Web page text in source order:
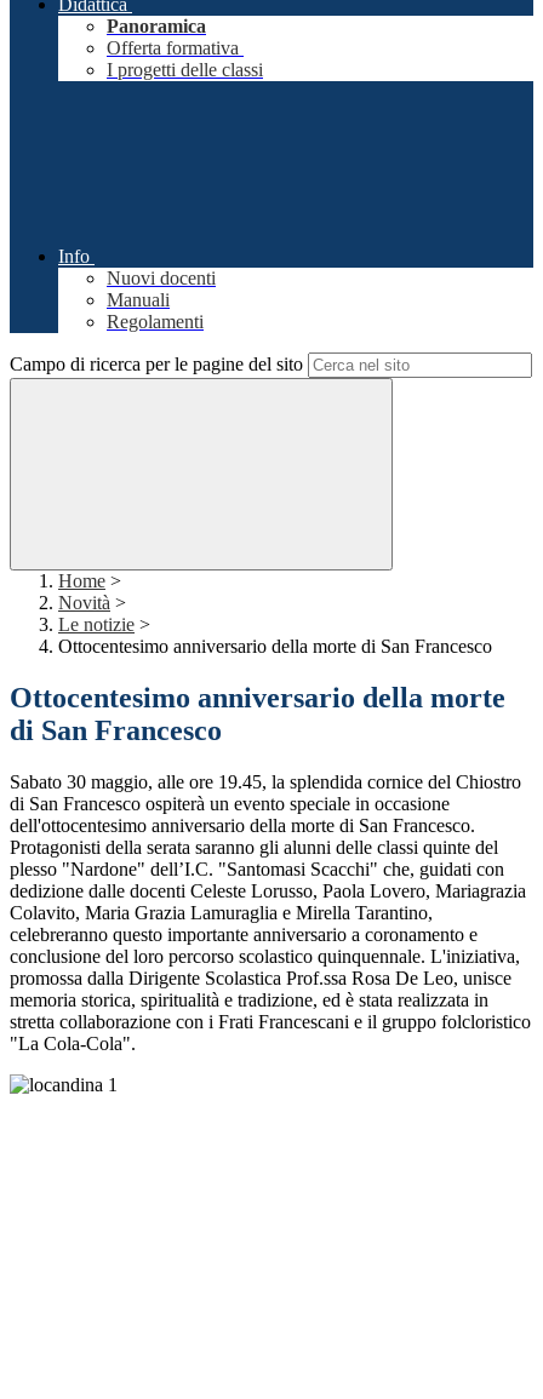
Didattica
Panoramica
Offerta formativa
I progetti delle classi
Info
Nuovi docenti
Manuali
Regolamenti
Campo di ricerca per le pagine del sito
Home >
Novità >
Le notizie >
Ottocentesimo anniversario della morte di San Francesco
Ottocentesimo anniversario della morte
di San Francesco
Sabato 30 maggio, alle ore 19.45, la splendida cornice del Chiostro
di San Francesco ospiterà un evento speciale in occasione
dell'ottocentesimo anniversario della morte di San Francesco.
Protagonisti della serata saranno gli alunni delle classi quinte del
plesso "Nardone" dell’I.C. "Santomasi Scacchi" che, guidati con
dedizione dalle docenti Celeste Lorusso, Paola Lovero, Mariagrazia
Colavito, Maria Grazia Lamuraglia e Mirella Tarantino,
celebreranno questo importante anniversario a coronamento e
conclusione del loro percorso scolastico quinquennale. L'iniziativa,
promossa dalla Dirigente Scolastica Prof.ssa Rosa De Leo, unisce
memoria storica, spiritualità e tradizione, ed è stata realizzata in
stretta collaborazione con i Frati Francescani e il gruppo folcloristico
"La Cola-Cola".